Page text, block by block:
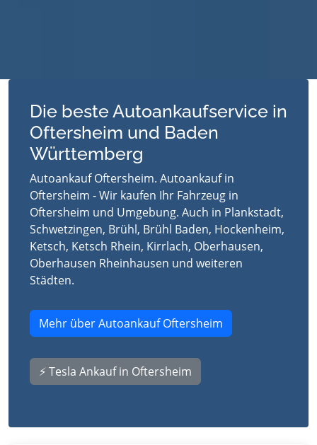
Die beste Autoankaufservice in
Oftersheim und Baden
Württemberg
Autoankauf Oftersheim. Autoankauf in
Oftersheim - Wir kaufen Ihr Fahrzeug in
Oftersheim und Umgebung. Auch in Plankstadt,
Schwetzingen, Brühl, Brühl Baden, Hockenheim,
Ketsch, Ketsch Rhein, Kirrlach, Oberhausen,
Oberhausen Rheinhausen und weiteren
Städten.
Mehr über Autoankauf Oftersheim
⚡ Tesla Ankauf in Oftersheim